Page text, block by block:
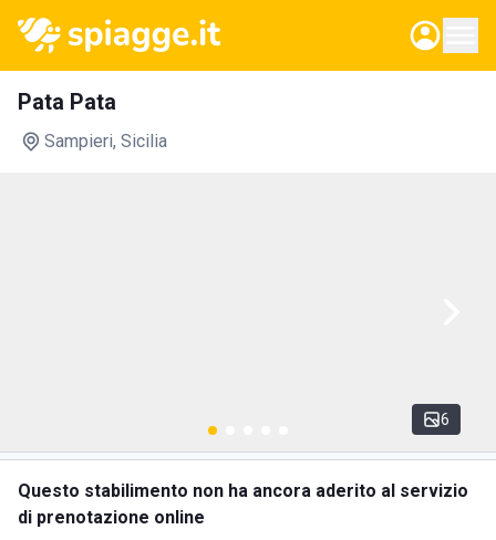
Pata Pata
Sampieri, Sicilia
6
Questo stabilimento non ha ancora aderito al servizio
di prenotazione online